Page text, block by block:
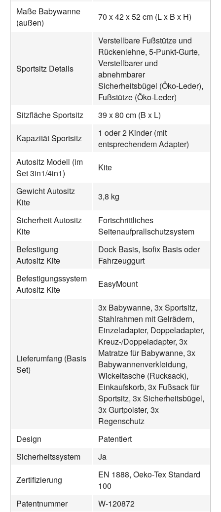
Maße Babywanne
(außen)
70 x 42 x 52 cm (L x B x H)
Sportsitz Details
Verstellbare Fußstütze und
Rückenlehne, 5-Punkt-Gurte,
Verstellbarer und
abnehmbarer
Sicherheitsbügel (Öko-Leder),
Fußstütze (Öko-Leder)
Sitzfläche Sportsitz
39 x 80 cm (B x L)
Kapazität Sportsitz
1 oder 2 Kinder (mit
entsprechendem Adapter)
Autositz Modell (im
Set 3in1/4in1)
Kite
Gewicht Autositz
Kite
3,8 kg
Sicherheit Autositz
Kite
Fortschrittliches
Seitenaufprallschutzsystem
Befestigung
Autositz Kite
Dock Basis, Isofix Basis oder
Fahrzeuggurt
Befestigungssystem
Autositz Kite
EasyMount
Lieferumfang (Basis
Set)
3x Babywanne, 3x Sportsitz,
Stahlrahmen mit Gelrädern,
Einzeladapter, Doppeladapter,
Kreuz-/Doppeladapter, 3x
Matratze für Babywanne, 3x
Babywannenverkleidung,
Wickeltasche (Rucksack),
Einkaufskorb, 3x Fußsack für
Sportsitz, 3x Sicherheitsbügel,
3x Gurtpolster, 3x
Regenschutz
Design
Patentiert
Sicherheitssystem
Ja
Zertifizierung
EN 1888, Oeko-Tex Standard
100
Patentnummer
W-120872